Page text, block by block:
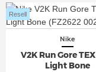
Nike
V2K Run Gore
Light Bone
Resell